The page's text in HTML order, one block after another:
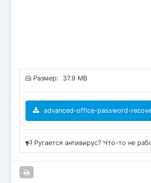
Размер: 37.9 MB
advanced-office-password-
Ругается антивирус? Что-то не